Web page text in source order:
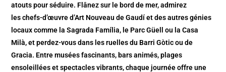
atouts pour séduire. Flânez sur le bord de mer, admirez
les chefs-d’œuvre d’Art Nouveau de Gaudí et des autres génies
locaux comme la Sagrada Família, le Parc Güell ou la Casa
Milà, et perdez-vous dans les ruelles du Barri Gòtic ou de
Gracia. Entre musées fascinants, bars animés, plages
ensoleillées et spectacles vibrants, chaque journée offre une